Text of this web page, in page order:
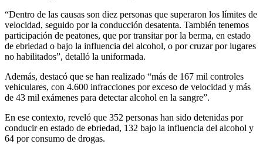
“Dentro de las causas son diez personas que superaron los límites de
velocidad, seguido por la conducción desatenta. También tenemos
participación de peatones, que por transitar por la berma, en estado
de ebriedad o bajo la influencia del alcohol, o por cruzar por lugares
no habilitados”, detalló la uniformada.
Además, destacó que se han realizado “más de 167 mil controles
vehiculares, con 4.600 infracciones por exceso de velocidad y más
de 43 mil exámenes para detectar alcohol en la sangre”.
En ese contexto, reveló que 352 personas han sido detenidas por
conducir en estado de ebriedad, 132 bajo la influencia del alcohol y
64 por consumo de drogas.